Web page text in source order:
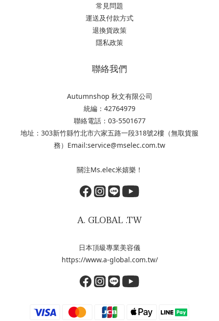
常見問題
運送及付款方式
退換貨政策
隱私政策
聯絡我們
Autumnshop 秋文有限公司
統編：42764979
聯絡電話：03-5501677
地址：303新竹縣竹北市六家五路一段318號2樓（無取貨服
務）Email:service@mselec.com.tw
關注Ms.elec米嬉樂！
A. GLOBAL .TW
日本頂級專業美容儀
https://www.a-global.com.tw/